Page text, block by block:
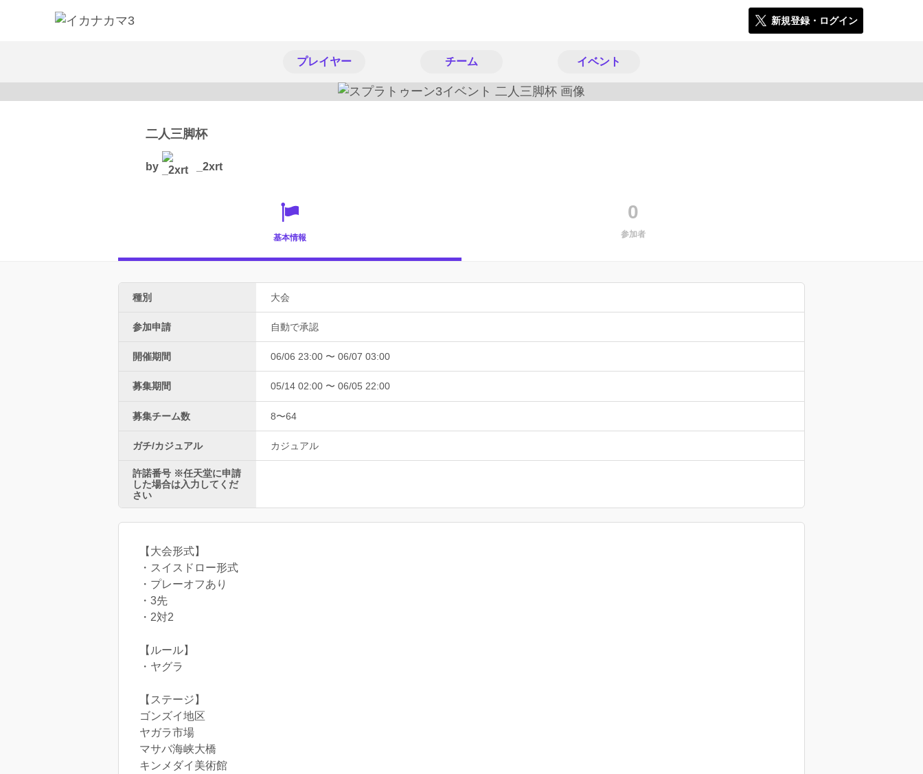
新規登録・ログイン
プレイヤー チーム イベント
二人三脚杯
by _2xrt
基本情報
0
参加者
種別 大会
参加申請 自動で承認
開催期間 06/06 23:00 〜 06/07 03:00
募集期間 05/14 02:00 〜 06/05 22:00
募集チーム数 8〜64
ガチ/カジュアル カジュアル
許諾番号 ※任天堂に申請
した場合は入力してくだ
さい
【大会形式】
・スイスドロー形式
・プレーオフあり
・3先
・2対2
【ルール】
・ヤグラ
【ステージ】
ゴンズイ地区
ヤガラ市場
マサバ海峡大橋
キンメダイ美術館